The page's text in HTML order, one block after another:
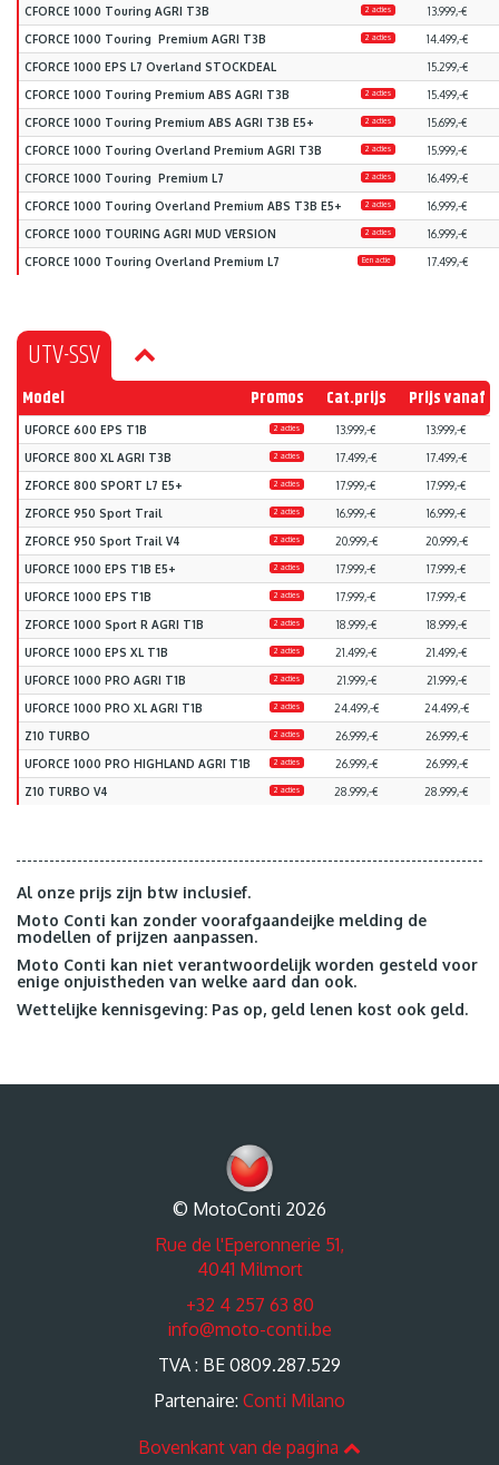
CFORCE 1000 Touring AGRI T3B 2 acties 13.999,-€
CFORCE 1000 Touring Premium AGRI T3B 2 acties 14.499,-€
CFORCE 1000 EPS L7 Overland STOCKDEAL 15.299,-€
CFORCE 1000 Touring Premium ABS AGRI T3B 2 acties 15.499,-€
CFORCE 1000 Touring Premium ABS AGRI T3B E5+ 2 acties 15.699,-€
CFORCE 1000 Touring Overland Premium AGRI T3B 2 acties 15.999,-€
CFORCE 1000 Touring Premium L7 2 acties 16.499,-€
CFORCE 1000 Touring Overland Premium ABS T3B E5+ 2 acties 16.999,-€
CFORCE 1000 TOURING AGRI MUD VERSION 2 acties 16.999,-€
CFORCE 1000 Touring Overland Premium L7 Een actie 17.499,-€
UTV-SSV
Model Promos Cat.prijs Prijs vanaf
UFORCE 600 EPS T1B 2 acties 13.999,-€ 13.999,-€
UFORCE 800 XL AGRI T3B 2 acties 17.499,-€ 17.499,-€
ZFORCE 800 SPORT L7 E5+ 2 acties 17.999,-€ 17.999,-€
ZFORCE 950 Sport Trail 2 acties 16.999,-€ 16.999,-€
ZFORCE 950 Sport Trail V4 2 acties 20.999,-€ 20.999,-€
UFORCE 1000 EPS T1B E5+ 2 acties 17.999,-€ 17.999,-€
UFORCE 1000 EPS T1B 2 acties 17.999,-€ 17.999,-€
ZFORCE 1000 Sport R AGRI T1B 2 acties 18.999,-€ 18.999,-€
UFORCE 1000 EPS XL T1B 2 acties 21.499,-€ 21.499,-€
UFORCE 1000 PRO AGRI T1B 2 acties 21.999,-€ 21.999,-€
UFORCE 1000 PRO XL AGRI T1B 2 acties 24.499,-€ 24.499,-€
Z10 TURBO 2 acties 26.999,-€ 26.999,-€
UFORCE 1000 PRO HIGHLAND AGRI T1B 2 acties 26.999,-€ 26.999,-€
Z10 TURBO V4 2 acties 28.999,-€ 28.999,-€
Al onze prijs zijn btw inclusief.
Moto Conti kan zonder voorafgaandeijke melding de
modellen of prijzen aanpassen.
Moto Conti kan niet verantwoordelijk worden gesteld voor
enige onjuistheden van welke aard dan ook.
Wettelijke kennisgeving: Pas op, geld lenen kost ook geld.
© MotoConti 2026
Rue de l'Eperonnerie 51,
4041 Milmort
+32 4 257 63 80
info@moto-conti.be
TVA : BE 0809.287.529
Partenaire: Conti Milano
Bovenkant van de pagina